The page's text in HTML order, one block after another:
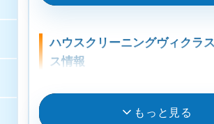
浴室クリーニング
ハウスクリーニングヴィクラ
ス情報
料金
もっと見る